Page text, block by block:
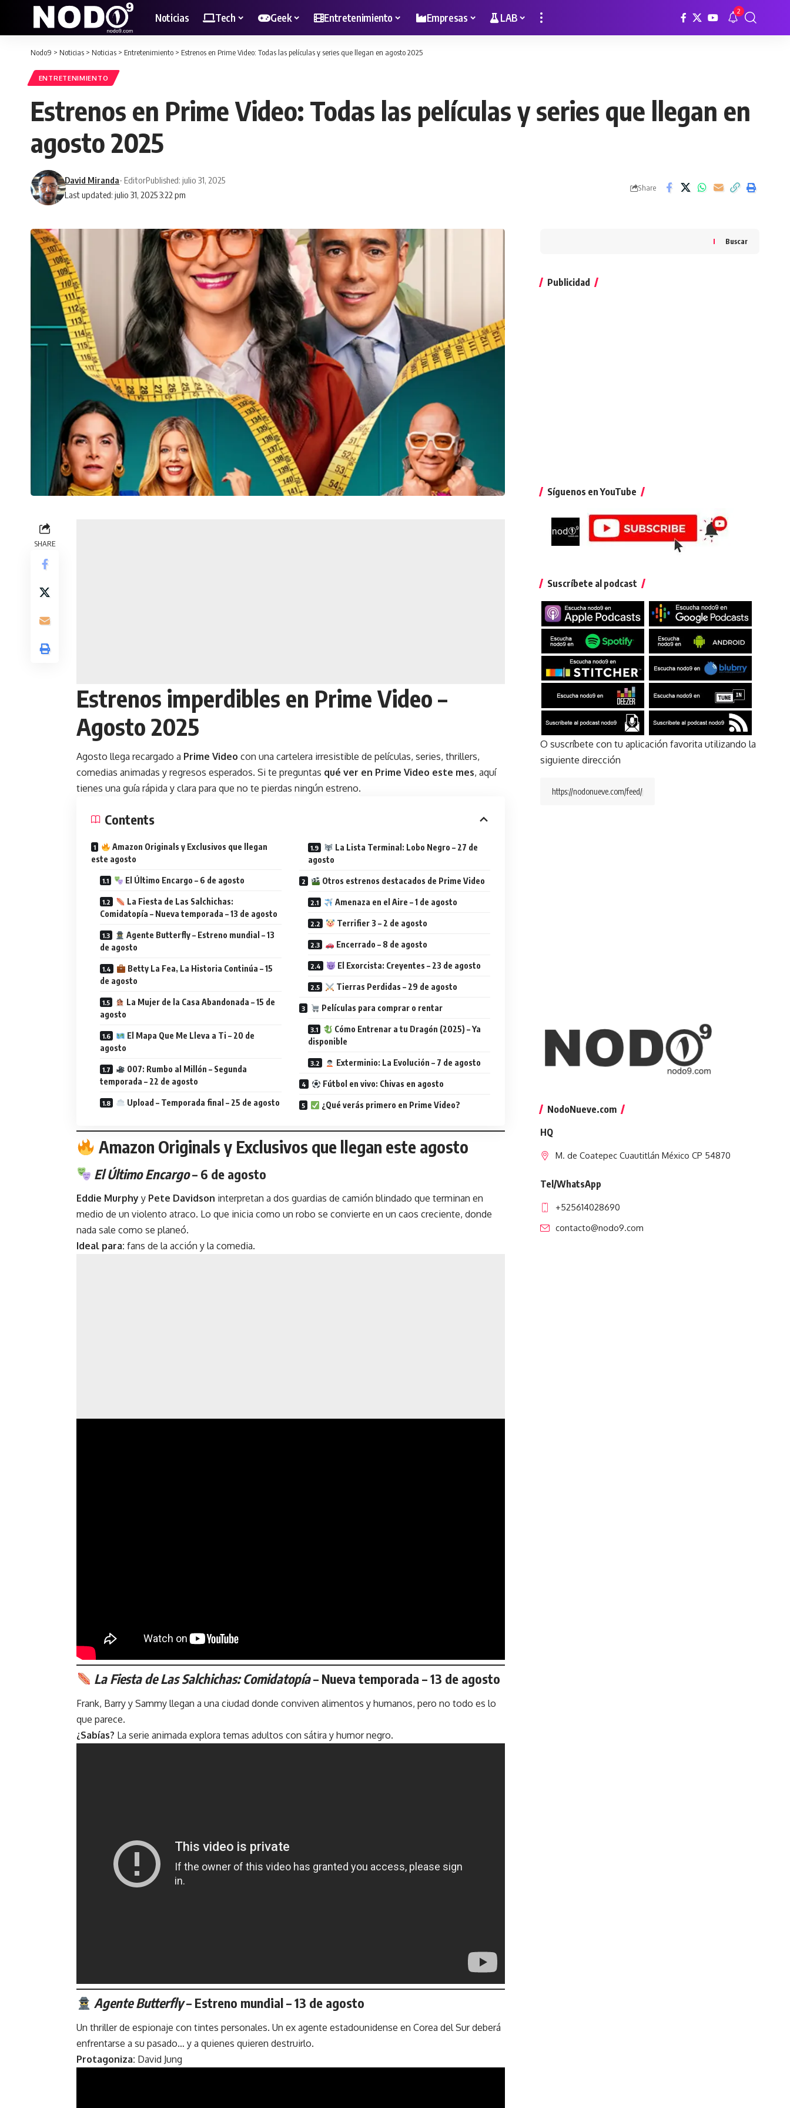
Noticias Tech Geek Entretenimiento Empresas LAB 2
Nodo9 > Noticias > Noticias > Entretenimiento > Estrenos en Prime Video: Todas las películas y series que llegan en agosto 2025
ENTRETENIMIENTO
Estrenos en Prime Video: Todas las películas y series que llegan en
agosto 2025
Last updated: julio 31, 2025 3:22 pm
David Miranda- EditorPublished: julio 31, 2025
Share
SHARE
Estrenos imperdibles en Prime Video –
Agosto 2025
Agosto llega recargado a Prime Video con una cartelera irresistible de películas, series, thrillers,
comedias animadas y regresos esperados. Si te preguntas qué ver en Prime Video este mes, aquí
tienes una guía rápida y clara para que no te pierdas ningún estreno.
Contents
Amazon Originals y Exclusivos que llegan
este agosto
El Último Encargo – 6 de agosto
La Fiesta de Las Salchichas:
Comidatopía – Nueva temporada – 13 de agosto
Agente Butterfly – Estreno mundial – 13
de agosto
Betty La Fea, La Historia Continúa – 15
de agosto
La Mujer de la Casa Abandonada – 15 de
agosto
El Mapa Que Me Lleva a Ti – 20 de
agosto
007: Rumbo al Millón – Segunda
temporada – 22 de agosto
Upload – Temporada final – 25 de agosto
La Lista Terminal: Lobo Negro – 27 de
agosto
Otros estrenos destacados de Prime Video
Amenaza en el Aire – 1 de agosto
Terrifier 3 – 2 de agosto
Encerrado – 8 de agosto
El Exorcista: Creyentes – 23 de agosto
Tierras Perdidas – 29 de agosto
Películas para comprar o rentar
Cómo Entrenar a tu Dragón (2025) – Ya
disponible
Exterminio: La Evolución – 7 de agosto
Fútbol en vivo: Chivas en agosto
¿Qué verás primero en Prime Video?
Amazon Originals y Exclusivos que llegan este agosto
El Último Encargo– 6 de agosto
Eddie Murphy y Pete Davidson interpretan a dos guardias de camión blindado que terminan en
medio de un violento atraco. Lo que inicia como un robo se convierte en un caos creciente, donde
nada sale como se planeó.
Ideal para: fans de la acción y la comedia.
La Fiesta de Las Salchichas: Comidatopía– Nueva temporada – 13 de agosto
Frank, Barry y Sammy llegan a una ciudad donde conviven alimentos y humanos, pero no todo es lo
que parece.
¿Sabías? La serie animada explora temas adultos con sátira y humor negro.
Agente Butterfly– Estreno mundial – 13 de agosto
Un thriller de espionaje con tintes personales. Un ex agente estadounidense en Corea del Sur deberá
enfrentarse a su pasado… y a quienes quieren destruirlo.
Protagoniza: David Jung
Buscar
Publicidad
Síguenos en YouTube
Suscríbete al podcast
O suscríbete con tu aplicación favorita utilizando la
siguiente dirección
NodoNueve.com
HQ
M. de Coatepec Cuautitlán México CP 54870
Tel/WhatsApp
+525614028690
contacto@nodo9.com